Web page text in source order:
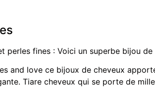
perles fines : Voici un superbe bijou
and love ce bijoux de cheveux
Tiare cheveux qui se porte de